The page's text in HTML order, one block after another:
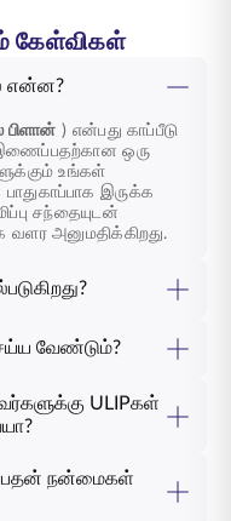
கேள்விகள்
என்ன?
பிளான் ) என்பது காப்பீடு
இணைப்பதற்கான ஒரு
உங்கள்
பாதுகாப்பாக இருக்க
சந்தையுடன்
அனுமதிக்கிறது.
செல்லும்,
கடன் அல்லது சமநிலை
அடிப்படையில்
என்பதை நீங்கள் தேர்வு
வேண்டும்?
கட்டமைக்க
ஒழுக்கமான
ULIPகள்
பாதுகாப்பைத்
பொருத்தமானவை. நீங்கள்
இணைக்கப்பட்ட
நன்மைகள்